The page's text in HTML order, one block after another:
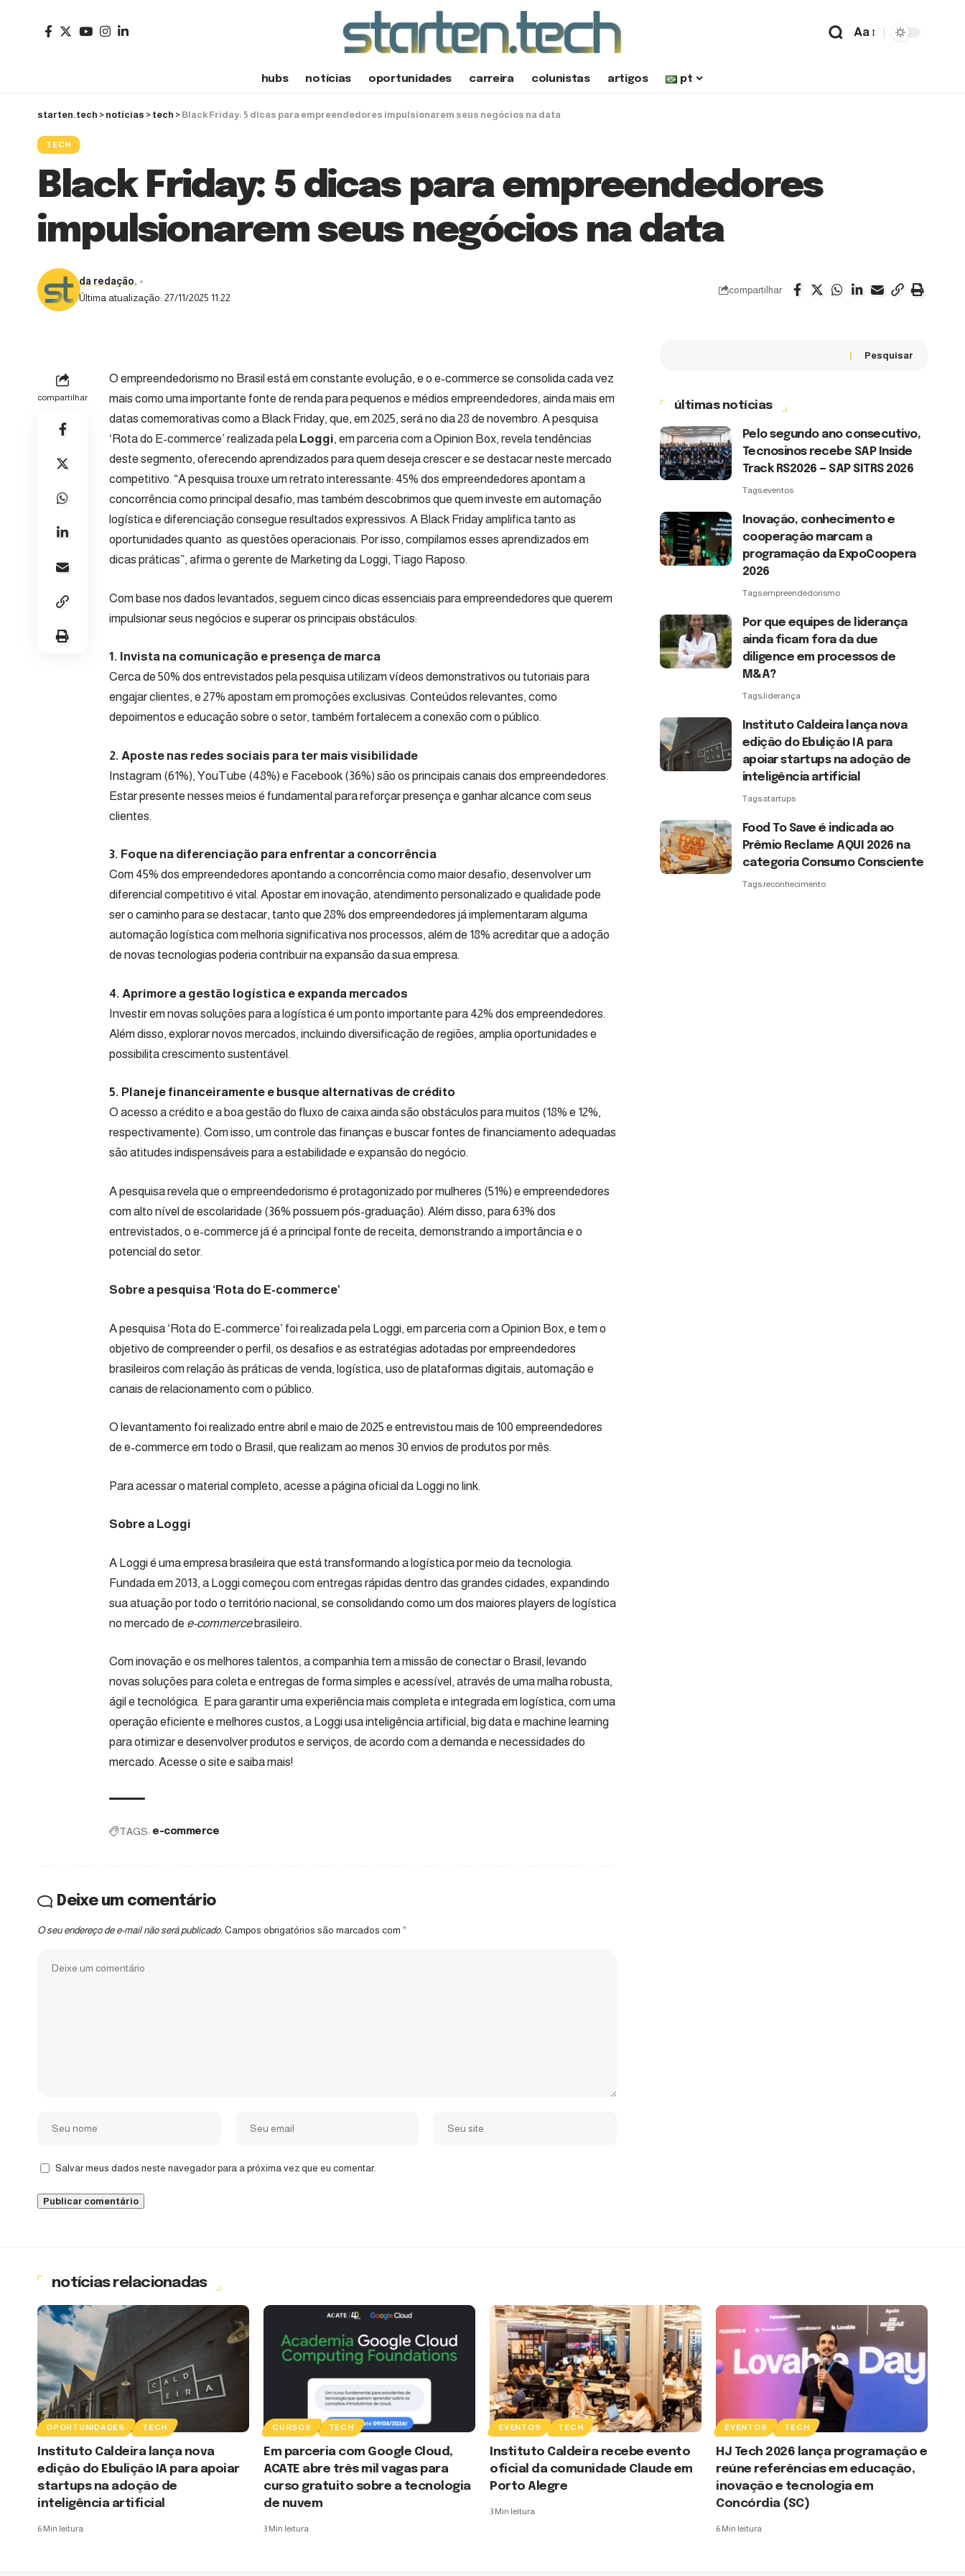
Aa
hubs notícias oportunidades carreira colunistas artigos pt
starten.tech > notícias > tech > Black Friday: 5 dicas para empreendedores impulsionarem seus negócios na data
TECH
Black Friday: 5 dicas para empreendedores
impulsionarem seus negócios na data
Última atualização: 27/11/2025 11:22
da redação.
compartilhar
compartilhar
O empreendedorismo no Brasil está em constante evolução, e o e-commerce se consolida cada vez
mais como uma importante fonte de renda para pequenos e médios empreendedores, ainda mais em
datas comemorativas como a Black Friday, que, em 2025, será no dia 28 de novembro. A pesquisa
‘Rota do E-commerce’ realizada pela Loggi, em parceria com a Opinion Box, revela tendências
deste segmento, oferecendo aprendizados para quem deseja crescer e se destacar neste mercado
competitivo. “A pesquisa trouxe um retrato interessante: 45% dos empreendedores apontam a
concorrência como principal desafio, mas também descobrimos que quem investe em automação
logística e diferenciação consegue resultados expressivos. A Black Friday amplifica tanto as
oportunidades quanto as questões operacionais. Por isso, compilamos esses aprendizados em
dicas práticas”, afirma o gerente de Marketing da Loggi, Tiago Raposo.
Com base nos dados levantados, seguem cinco dicas essenciais para empreendedores que querem
impulsionar seus negócios e superar os principais obstáculos:
1. Invista na comunicação e presença de marca
Cerca de 50% dos entrevistados pela pesquisa utilizam vídeos demonstrativos ou tutoriais para
engajar clientes, e 27% apostam em promoções exclusivas. Conteúdos relevantes, como
depoimentos e educação sobre o setor, também fortalecem a conexão com o público.
2. Aposte nas redes sociais para ter mais visibilidade
Instagram (61%), YouTube (48%) e Facebook (36%) são os principais canais dos empreendedores.
Estar presente nesses meios é fundamental para reforçar presença e ganhar alcance com seus
clientes.
3. Foque na diferenciação para enfrentar a concorrência
Com 45% dos empreendedores apontando a concorrência como maior desafio, desenvolver um
diferencial competitivo é vital. Apostar em inovação, atendimento personalizado e qualidade pode
ser o caminho para se destacar, tanto que 28% dos empreendedores já implementaram alguma
automação logística com melhoria significativa nos processos, além de 18% acreditar que a adoção
de novas tecnologias poderia contribuir na expansão da sua empresa.
4. Aprimore a gestão logística e expanda mercados
Investir em novas soluções para a logística é um ponto importante para 42% dos empreendedores.
Além disso, explorar novos mercados, incluindo diversificação de regiões, amplia oportunidades e
possibilita crescimento sustentável.
5. Planeje financeiramente e busque alternativas de crédito
O acesso a crédito e a boa gestão do fluxo de caixa ainda são obstáculos para muitos (18% e 12%,
respectivamente). Com isso, um controle das finanças e buscar fontes de financiamento adequadas
são atitudes indispensáveis para a estabilidade e expansão do negócio.
A pesquisa revela que o empreendedorismo é protagonizado por mulheres (51%) e empreendedores
com alto nível de escolaridade (36% possuem pós-graduação). Além disso, para 63% dos
entrevistados, o e-commerce já é a principal fonte de receita, demonstrando a importância e o
potencial do setor.
Sobre a pesquisa ‘Rota do E-commerce’
A pesquisa ‘Rota do E-commerce’ foi realizada pela Loggi, em parceria com a Opinion Box, e tem o
objetivo de compreender o perfil, os desafios e as estratégias adotadas por empreendedores
brasileiros com relação às práticas de venda, logística, uso de plataformas digitais, automação e
canais de relacionamento com o público.
O levantamento foi realizado entre abril e maio de 2025 e entrevistou mais de 100 empreendedores
de e-commerce em todo o Brasil, que realizam ao menos 30 envios de produtos por mês.
Para acessar o material completo, acesse a página oficial da Loggi no link.
Sobre a Loggi
A Loggi é uma empresa brasileira que está transformando a logística por meio da tecnologia.
Fundada em 2013, a Loggi começou com entregas rápidas dentro das grandes cidades, expandindo
sua atuação por todo o território nacional, se consolidando como um dos maiores players de logística
no mercado de e-commercebrasileiro.
Com inovação e os melhores talentos, a companhia tem a missão de conectar o Brasil, levando
novas soluções para coleta e entregas de forma simples e acessível, através de uma malha robusta,
ágil e tecnológica. E para garantir uma experiência mais completa e integrada em logística, com uma
operação eficiente e melhores custos, a Loggi usa inteligência artificial, big data e machine learning
para otimizar e desenvolver produtos e serviços, de acordo com a demanda e necessidades do
mercado. Acesse o site e saiba mais!
TAGS: e-commerce
Deixe um comentário
O seu endereço de e-mail não será publicado. Campos obrigatórios são marcados com *
Salvar meus dados neste navegador para a próxima vez que eu comentar.
Pesquisar
últimas notícias
Pelo segundo ano consecutivo,
Tecnosinos recebe SAP Inside
Track RS2026 — SAP SITRS 2026
Tags:eventos
Inovação, conhecimento e
cooperação marcam a
programação da ExpoCoopera
2026
Tags:empreendedorismo
Por que equipes de liderança
ainda ficam fora da due
diligence em processos de
M&A?
Tags:liderança
Instituto Caldeira lança nova
edição do Ebulição IA para
apoiar startups na adoção de
inteligência artificial
Tags:startups
Food To Save é indicada ao
Prêmio Reclame AQUI 2026 na
categoria Consumo Consciente
Tags:reconhecimento
notícias relacionadas
OPORTUNIDADES TECH
Instituto Caldeira lança nova
edição do Ebulição IA para apoiar
startups na adoção de
inteligência artificial
6 Min leitura
CURSOS TECH
Em parceria com Google Cloud,
ACATE abre três mil vagas para
curso gratuito sobre a tecnologia
de nuvem
3 Min leitura
EVENTOS TECH
Instituto Caldeira recebe evento
oficial da comunidade Claude em
Porto Alegre
3 Min leitura
EVENTOS TECH
HJ Tech 2026 lança programação e
reúne referências em educação,
inovação e tecnologia em
Concórdia (SC)
6 Min leitura